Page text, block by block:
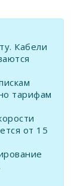
Кабели
тарифам
от 15